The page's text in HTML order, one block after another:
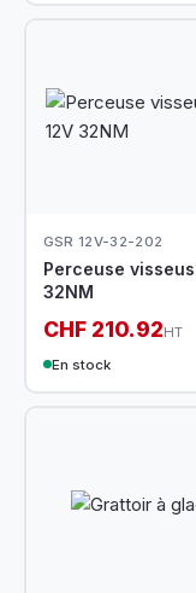
GSR 12V-32-202
Perceuse
32NM
CHF 210.92HT
En stock